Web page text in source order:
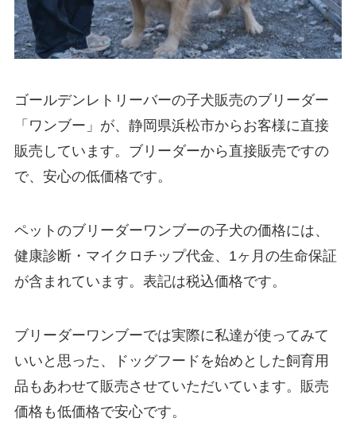
ゴールデンレトリーバーの子犬販売のブリーダー
「ワンブー」が、静岡県浜松市からお客様に直接
販売しています。ブリーダーから直接販売ですの
で、安心の低価格です。
ペットのブリーダーワンブーの子犬の価格には、
健康診断・マイクロチップ代金、1ヶ月の生命保証
が含まれています。表記は税込価格です。
ブリーダーワンブーでは実際に私達が使ってみて
いいと思った、ドッグフードを始めとした飼育用
品もあわせて販売させていただいています。販売
価格も低価格で安心です。